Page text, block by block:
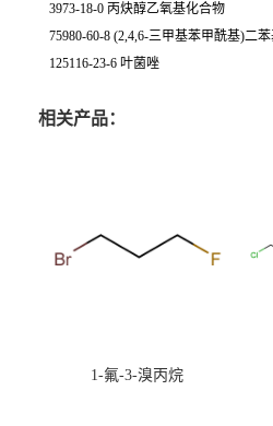
3973-18-0 丙炔醇乙氧基化合物
75980-60-8 (2,4,6-三甲基苯甲酰基)二
125116-23-6 叶菌唑
相关产品：
1-氟-3-溴丙烷